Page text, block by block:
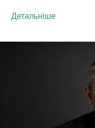
Детальніше